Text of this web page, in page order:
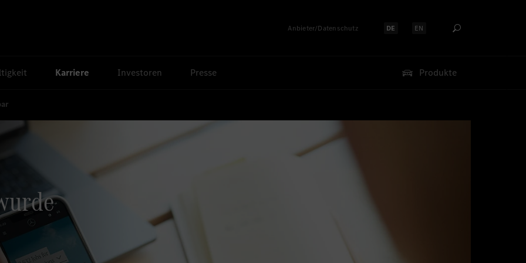
Anbieter/Datenschutz Sprache auswählen:
DE Sprache auswählen:
EN
Karriere Investoren Presse Produkte